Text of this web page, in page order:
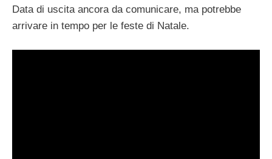
Data di uscita ancora da comunicare, ma potrebbe
arrivare in tempo per le feste di Natale.